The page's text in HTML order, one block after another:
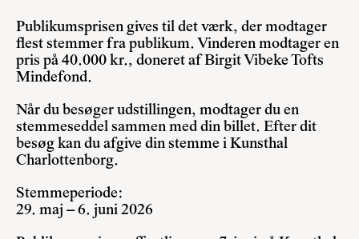
Publikumsprisen gives til det værk, der modtager
flest stemmer fra publikum. Vinderen modtager en
pris på 40.000 kr., doneret af Birgit Vibeke Tofts
Mindefond.
Når du besøger udstillingen, modtager du en
stemmeseddel sammen med din billet. Efter dit
besøg kan du afgive din stemme i Kunsthal
Charlottenborg.
Stemmeperiode:
29. maj – 6. juni 2026